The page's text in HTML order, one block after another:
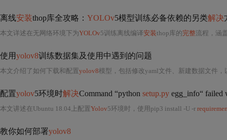
离线安装thop库全攻略： YOLOv5模型训练必备依赖的另类解决
本文详述在无网络环境下为YOLOv5训练离线编译安装thop库的完整流程，涵盖
使用yolov8训练数据集及使用中遇到的问题
本文介绍了如何下载和配置yolov8模型，包括修改yaml文件、新建数据文件，以及如何使用default.yaml进行训练和测试。详细列
配置yolov5环境时解决Command “python setup.py egg_info“ failed
本文讲述在Ubuntu 18.04上配置Yolov5环境时，使用pip3 install -U -r
教你如何部署yolov8